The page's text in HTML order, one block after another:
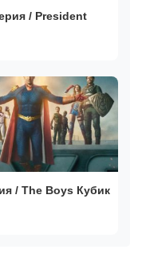
/ President
/ The Boys Кубик